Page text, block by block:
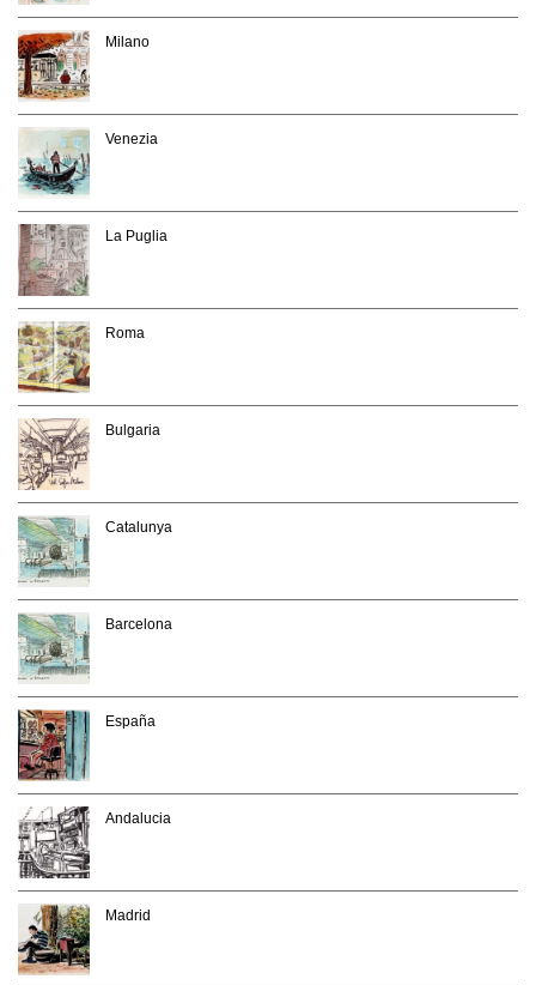
Milano
Venezia
La Puglia
Roma
Bulgaria
Catalunya
Barcelona
España
Andalucia
Madrid